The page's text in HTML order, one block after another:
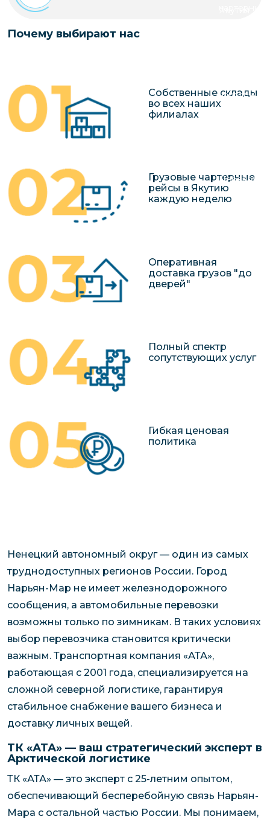
чартерных
Перевозка
Почему выбирают нас
Собственные склады
во всех наших
филиалах
Грузовые чартерные
рейсы в Якутию
каждую неделю
Оперативная
доставка грузов "до
дверей"
Полный спектр
сопутствующих услуг
Гибкая ценовая
политика
Ненецкий автономный округ — один из самых
труднодоступных регионов России. Город
Нарьян-Мар не имеет железнодорожного
сообщения, а автомобильные перевозки
возможны только по зимникам. В таких условиях
выбор перевозчика становится критически
важным. Транспортная компания «АТА»,
работающая с 2001 года, специализируется на
сложной северной логистике, гарантируя
стабильное снабжение вашего бизнеса и
доставку личных вещей.
ТК «АТА» — ваш стратегический эксперт в
Арктической логистике
ТК «АТА» — это эксперт с 25-летним опытом,
обеспечивающий бесперебойную связь Нарьян-
Мара с остальной частью России. Мы понимаем,